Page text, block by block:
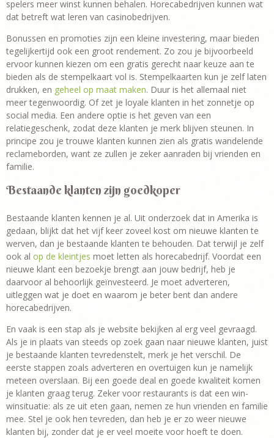
spelers meer winst kunnen behalen. Horecabedrijven kunnen wat
dat betreft wat leren van casinobedrijven.
Bonussen en promoties zijn een kleine investering, maar bieden
tegelijkertijd ook een groot rendement. Zo zou je bijvoorbeeld
ervoor kunnen kiezen om een gratis gerecht naar keuze aan te
bieden als de stempelkaart vol is. Stempelkaarten kun je zelf laten
drukken, en geheel op maat maken. Duur is het allemaal niet
meer tegenwoordig. Of zet je loyale klanten in het zonnetje op
social media. Een andere optie is het geven van een
relatiegeschenk, zodat deze klanten je merk blijven steunen. In
principe zou je trouwe klanten kunnen zien als gratis wandelende
reclameborden, want ze zullen je zeker aanraden bij vrienden en
familie.
Bestaande klanten zijn goedkoper
Bestaande klanten kennen je al. Uit onderzoek dat in Amerika is
gedaan, blijkt dat het vijf keer zoveel kost om nieuwe klanten te
werven, dan je bestaande klanten te behouden. Dat terwijl je zelf
ook al op de kleintjes moet letten als horecabedrijf. Voordat een
nieuwe klant een bezoekje brengt aan jouw bedrijf, heb je
daarvoor al behoorlijk geïnvesteerd. Je moet adverteren,
uitleggen wat je doet en waarom je beter bent dan andere
horecabedrijven.
En vaak is een stap als je website bekijken al erg veel gevraagd.
Als je in plaats van steeds op zoek gaan naar nieuwe klanten, juist
je bestaande klanten tevredenstelt, merk je het verschil. De
eerste stappen zoals adverteren en overtuigen kun je namelijk
meteen overslaan. Bij een goede deal en goede kwaliteit komen
je klanten graag terug. Zeker voor restaurants is dat een win-
winsituatie: als ze uit eten gaan, nemen ze hun vrienden en familie
mee. Stel je ook hen tevreden, dan heb je er zo weer nieuwe
klanten bij, zonder dat je er veel moeite voor hoeft te doen.